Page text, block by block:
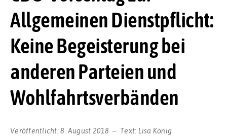
Allgemeinen Dienstpflicht:
Keine Begeisterung bei
anderen Parteien und
Wohlfahrtsverbänden
Veröffentlicht:8. August 2018 Text: Lisa König